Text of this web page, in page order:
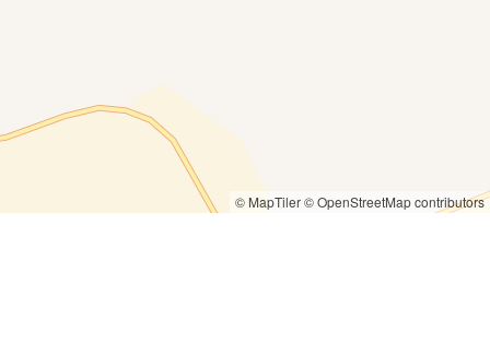
© MapTiler© OpenStreetMap contributors